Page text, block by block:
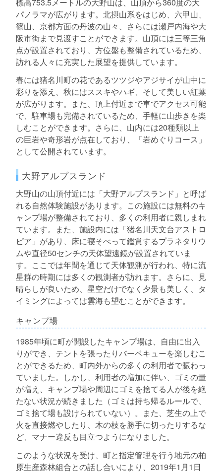
パノラマが広がります。北摂山系をはじめ、六甲山、
篠山、京都方面の丹波の山々、さらには瀬戸内海や大
阪市街まで見渡すことができます。山頂には三等三角
点が設置されており、方位盤も整備されているため、
訪れる人々に充実した展望を提供しています。
春には猪名川町の花であるツツジやアジサイが山中に
彩りを添え、秋にはススキやハギ、そして美しい紅葉
が広がります。また、頂上付近まで車でアクセス可能
で、駐車場も完備されているため、手軽に山歩きを楽
しむことができます。さらに、山内には20種類以上
の巨岩や奇形岩が点在しており、「岩めぐりコース」
として公開されています。
大野アルプスランド
大野山の山頂付近には「大野アルプスランド」と呼ば
れる自然体験施設があります。この施設には無料のキ
ャンプ場が整備されており、多くの利用者に親しまれ
ています。また、施設内には「猪名川天文台アストロ
ピア」があり、床に寝そべって鑑賞するプラネタリウ
ムや直径50センチの天体望遠鏡が設置されていま
す。ここでは年間を通じて天体観測が行われ、特に流
星群の時期には多くの観測者が訪れます。さらに、見
晴らしが良いため、星空だけでなく夕景も美しく、タ
イミングによっては雲海も望むことができます。
キャンプ場
1985年頃に町が開設したキャンプ場は、自由に出入
りができ、テントを張ったりバーベキューを楽しむこ
とができるため、町内外からの多くの利用者で賑わっ
ていました。しかし、利用者の増加に伴い、ゴミの量
が増え、キャンプ場や周辺にゴミを捨てる人が後を絶
たない状況が続きました（ゴミは持ち帰るルールで、
ゴミ捨て場も設けられていない）。また、芝生の上で
火を直接燃やしたり、木の枝を勝手に切ったりするな
ど、マナー違反も目立つようになりました。
このような状況を受け、町と指定管理を行う地元の柏
原生産森林組合との話し合いにより、2019年1月1日